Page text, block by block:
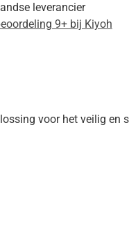
leverancier
9+ bij Kiyoh
voor het veilig